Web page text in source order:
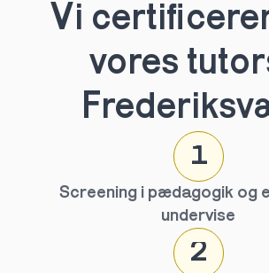
Vi
vores
1
Screening i pædagogik og
undervise
2